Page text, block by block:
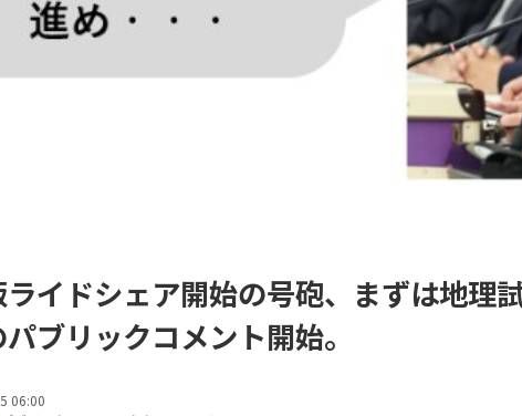
ライドシェア開始の号砲、まずは地理
ブリックコメント開始。
06:00